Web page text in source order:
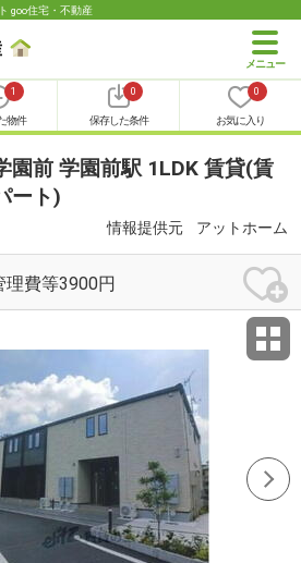
goo住宅・不動産
1
物件
0
保存した条件
0
お気に入り
園前 学園前駅 1LDK 賃貸(賃
ート)
情報提供元 アットホーム
理費等3900円